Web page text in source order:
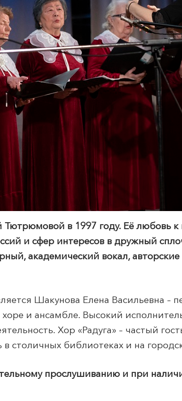
Тютрюмовой в 1997 году. Её любовь к
и сфер интересов в дружный
академический вокал,
Шакунова Елена Васильевна –
и ансамбле. Высокий
Хор «Радуга» – частый
столичных библиотеках и на
прослушиванию и при